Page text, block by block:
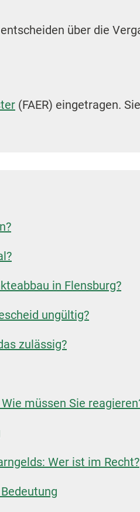
über die
(FAER) eingetragen.
in Flensburg?
ungültig?
zulässig?
müssen Sie
Wer ist im Recht?